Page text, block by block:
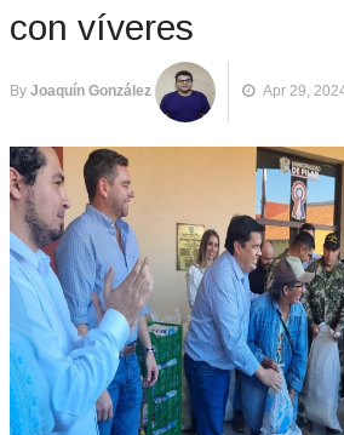
con víveres
By Joaquín González Apr 29,